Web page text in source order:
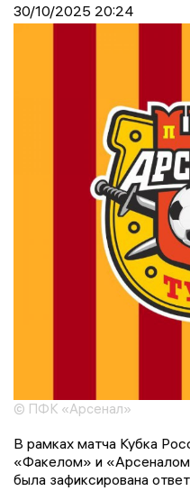
30/10/2025 20:24
© ПФК «Арсенал»
В рамках матча Кубка
«Факелом» и
была зафиксирована